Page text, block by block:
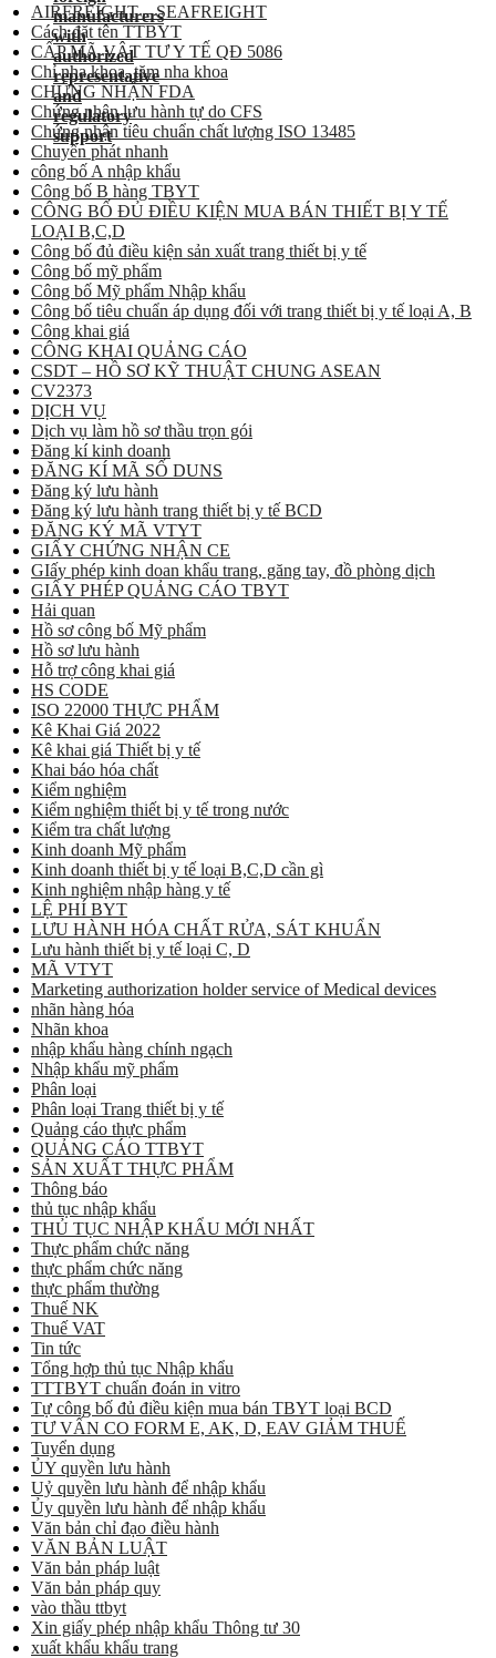
AIRFREIGHT – SEAFREIGHT
Cách đặt tên TTBYT
CẤP MÃ VẬT TƯ Y TẾ QĐ 5086
Chỉ nha khoa, tăm nha khoa
CHỨNG NHẬN FDA
Chứng nhận lưu hành tự do CFS
Chứng nhận tiêu chuẩn chất lượng ISO 13485
Chuyển phát nhanh
công bố A nhập khẩu
Công bố B hàng TBYT
CÔNG BỐ ĐỦ ĐIỀU KIỆN MUA BÁN THIẾT BỊ Y TẾ
LOẠI B,C,D
Công bố đủ điều kiện sản xuất trang thiết bị y tế
Công bố mỹ phẩm
Công bố Mỹ phẩm Nhập khẩu
Công bố tiêu chuẩn áp dụng đối với trang thiết bị y tế loại A, B
Công khai giá
CÔNG KHAI QUẢNG CÁO
CSDT – HỒ SƠ KỸ THUẬT CHUNG ASEAN
CV2373
DỊCH VỤ
Dịch vụ làm hồ sơ thầu trọn gói
Đăng kí kinh doanh
ĐĂNG KÍ MÃ SỐ DUNS
Đăng ký lưu hành
Đăng ký lưu hành trang thiết bị y tế BCD
ĐĂNG KÝ MÃ VTYT
GIẤY CHỨNG NHẬN CE
GIấy phép kinh doan khẩu trang, găng tay, đồ phòng dịch
GIẤY PHÉP QUẢNG CÁO TBYT
Hải quan
Hồ sơ công bố Mỹ phẩm
Hồ sơ lưu hành
Hỗ trợ công khai giá
HS CODE
ISO 22000 THỰC PHẨM
Kê Khai Giá 2022
Kê khai giá Thiết bị y tế
Khai báo hóa chất
Kiểm nghiệm
Kiểm nghiệm thiết bị y tế trong nước
Kiểm tra chất lượng
Kinh doanh Mỹ phẩm
Kinh doanh thiết bị y tế loại B,C,D cần gì
Kinh nghiệm nhập hàng y tế
LỆ PHÍ BYT
LƯU HÀNH HÓA CHẤT RỬA, SÁT KHUẨN
Lưu hành thiết bị y tế loại C, D
MÃ VTYT
Marketing authorization holder service of Medical devices
nhãn hàng hóa
Nhãn khoa
nhập khẩu hàng chính ngạch
Nhập khẩu mỹ phẩm
Phân loại
Phân loại Trang thiết bị y tế
Quảng cáo thực phẩm
QUẢNG CÁO TTBYT
SẢN XUẤT THỰC PHẨM
Thông báo
thủ tục nhập khẩu
THỦ TỤC NHẬP KHẨU MỚI NHẤT
Thực phẩm chức năng
thực phẩm chức năng
thực phẩm thường
Thuế NK
Thuế VAT
Tin tức
Tổng hợp thủ tục Nhập khẩu
TTTBYT chuẩn đoán in vitro
Tự công bố đủ điều kiện mua bán TBYT loại BCD
TƯ VẤN CO FORM E, AK, D, EAV GIẢM THUẾ
Tuyển dụng
ỦY quyền lưu hành
Uỷ quyền lưu hành để nhập khẩu
Ủy quyền lưu hành để nhập khẩu
Văn bản chỉ đạo điều hành
VĂN BẢN LUẬT
Văn bản pháp luật
Văn bản pháp quy
vào thầu ttbyt
Xin giấy phép nhập khẩu Thông tư 30
xuất khẩu khẩu trang